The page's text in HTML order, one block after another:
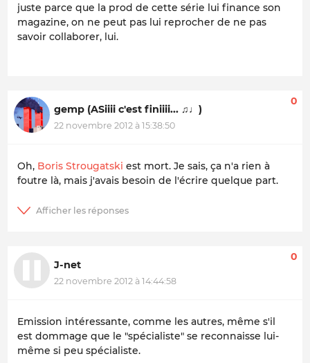
juste parce que la prod de cette série lui finance son
magazine, on ne peut pas lui reprocher de ne pas
savoir collaborer, lui.
gemp (ASiiii c'est finiiii... ♫♩)
22 novembre 2012 à 15:38:50
0
Oh, Boris Strougatski est mort. Je sais, ça n'a rien à
foutre là, mais j'avais besoin de l'écrire quelque part.
J-net
22 novembre 2012 à 14:44:58
0
Emission intéressante, comme les autres, même s'il
est dommage que le "spécialiste" se reconnaisse lui-
même si peu spécialiste.